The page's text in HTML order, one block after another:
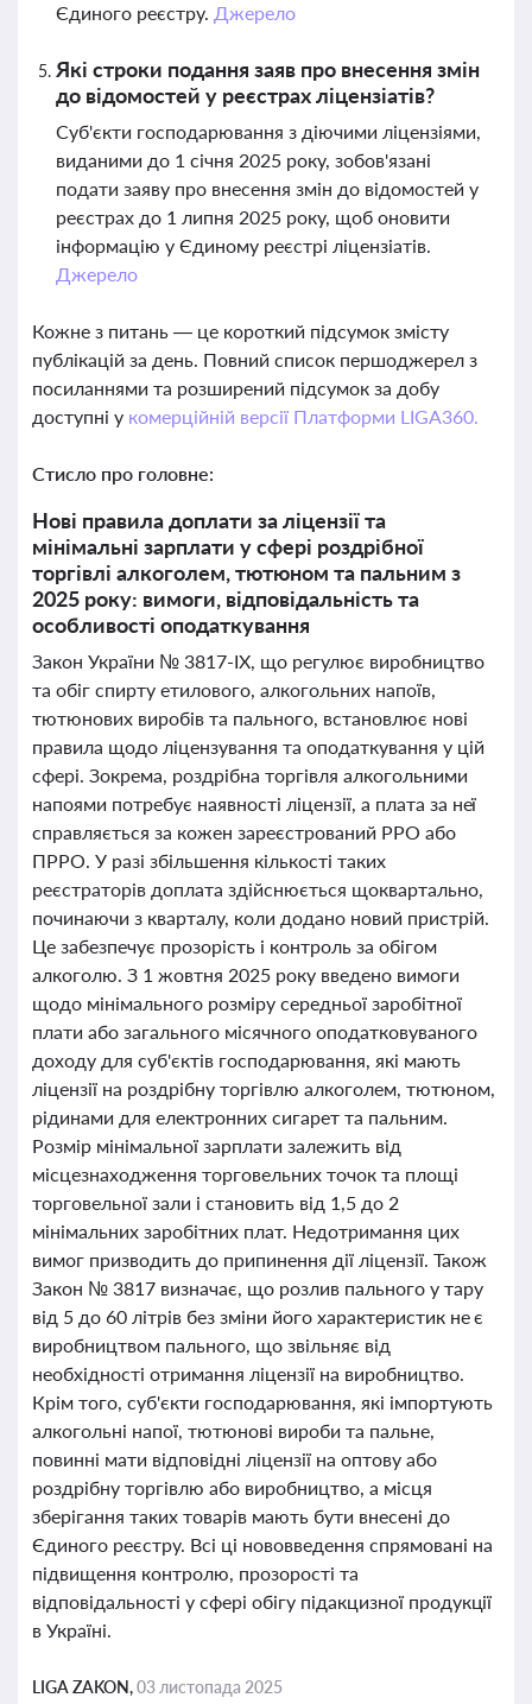
Єдиного реєстру. Джерело
Які строки подання заяв про внесення змін
до відомостей у реєстрах ліцензіатів?
Суб'єкти господарювання з діючими ліцензіями,
виданими до 1 січня 2025 року, зобов'язані
подати заяву про внесення змін до відомостей у
реєстрах до 1 липня 2025 року, щоб оновити
інформацію у Єдиному реєстрі ліцензіатів.
Джерело
Кожне з питань — це короткий підсумок змісту
публікацій за день. Повний список першоджерел з
посиланнями та розширений підсумок за добу
доступні у комерційній версії Платформи LIGA360.
Стисло про головне:
Нові правила доплати за ліцензії та
мінімальні зарплати у сфері роздрібної
торгівлі алкоголем, тютюном та пальним з
2025 року: вимоги, відповідальність та
особливості оподаткування
Закон України № 3817-ІХ, що регулює виробництво
та обіг спирту етилового, алкогольних напоїв,
тютюнових виробів та пального, встановлює нові
правила щодо ліцензування та оподаткування у цій
сфері. Зокрема, роздрібна торгівля алкогольними
напоями потребує наявності ліцензії, а плата за неї
справляється за кожен зареєстрований РРО або
ПРРО. У разі збільшення кількості таких
реєстраторів доплата здійснюється щоквартально,
починаючи з кварталу, коли додано новий пристрій.
Це забезпечує прозорість і контроль за обігом
алкоголю. З 1 жовтня 2025 року введено вимоги
щодо мінімального розміру середньої заробітної
плати або загального місячного оподатковуваного
доходу для суб'єктів господарювання, які мають
ліцензії на роздрібну торгівлю алкоголем, тютюном,
рідинами для електронних сигарет та пальним.
Розмір мінімальної зарплати залежить від
місцезнаходження торговельних точок та площі
торговельної зали і становить від 1,5 до 2
мінімальних заробітних плат. Недотримання цих
вимог призводить до припинення дії ліцензії. Також
Закон № 3817 визначає, що розлив пального у тару
від 5 до 60 літрів без зміни його характеристик не є
виробництвом пального, що звільняє від
необхідності отримання ліцензії на виробництво.
Крім того, суб'єкти господарювання, які імпортують
алкогольні напої, тютюнові вироби та пальне,
повинні мати відповідні ліцензії на оптову або
роздрібну торгівлю або виробництво, а місця
зберігання таких товарів мають бути внесені до
Єдиного реєстру. Всі ці нововведення спрямовані на
підвищення контролю, прозорості та
відповідальності у сфері обігу підакцизної продукції
в Україні.
LIGA ZAKON,03 листопада 2025